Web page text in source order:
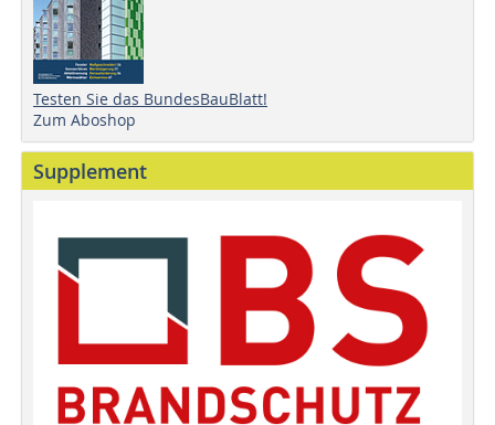
Testen Sie das BundesBauBlatt!
Zum Aboshop
Supplement